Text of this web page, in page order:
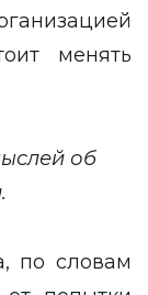
менять
об
по словам